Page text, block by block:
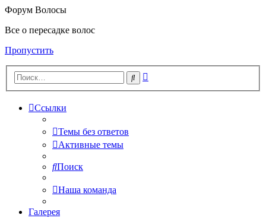
Форум Волосы
Все о пересадке волос
Пропустить
Поиск
Ссылки
Темы без ответов
Активные темы
Поиск
Наша команда
Галерея